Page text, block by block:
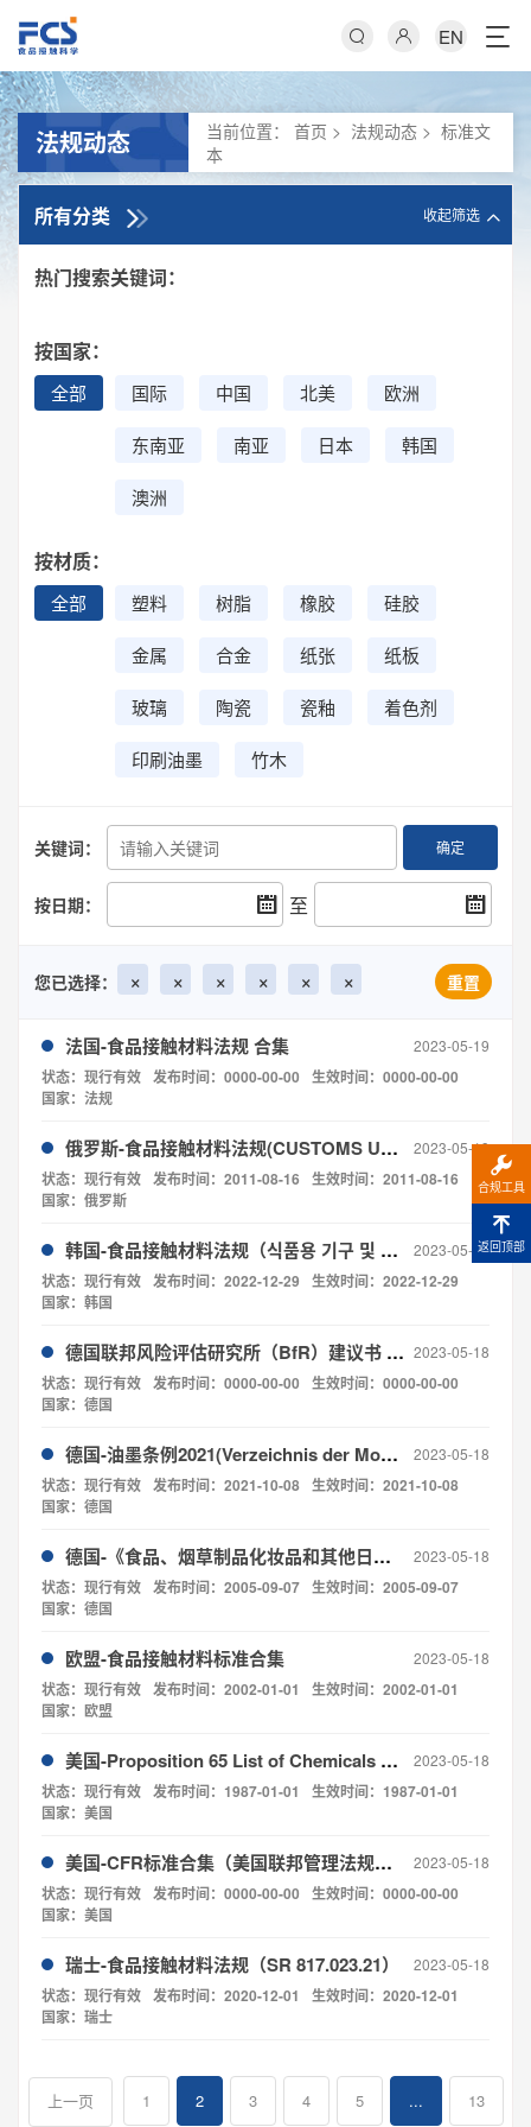
EN
法规动态 当前位置：首页 > 法规动态 >标准文
本
所有分类 收起筛选
热门搜索关键词：
按国家：
全部 国际 中国 北美 欧洲
东南亚 南亚 日本 韩国
澳洲
按材质：
全部 塑料 树脂 橡胶 硅胶
金属 合金 纸张 纸板
玻璃 陶瓷 瓷釉 着色剂
印刷油墨 竹木
关键词： 确定
按日期： 至
您已选择： × × × × × × 重置
法国-食品接触材料法规 合集 2023-05-19
状态：现行有效 发布时间：0000-00-00
生效时间：0000-00-00
国家：法规
俄罗斯-食品接触材料法规(CUSTOMS UNION COMMISSION DECISION No.769 dated 16 August 2011 on APPROVAL OF CUSTOMS UNION TECHNICAL REGULATION “ON SAFETY OF PACKAGING”) 2023-05-19
状态：现行有效 发布时间：2011-08-16
生效时间：2011-08-16
国家：俄罗斯
韩国-食品接触材料法规（식품용 기구 및 용기‧포장） 2023-05-19
状态：现行有效 发布时间：2022-12-29
生效时间：2022-12-29
国家：韩国
德国联邦风险评估研究所（BfR）建议书 合集 2023-05-18
状态：现行有效 发布时间：0000-00-00
生效时间：0000-00-00
国家：德国
德国-油墨条例2021(Verzeichnis der Monomere oder sonstigen Ausgangsstoffe, Farbmittel, Lösungsmittel, Photoinitiatoren oder anderen Additive) 2023-05-18
状态：现行有效 发布时间：2021-10-08 生效时间：2021-10-08
国家：德国
德国-《食品、烟草制品化妆品和其他日用品管理法》LFGB(Lebensmittel-, Bedarfsgegenstände- und Futtermittelgesetzbuch) 2023-05-18
状态：现行有效 发布时间：2005-09-07 生效时间：2005-09-07
国家：德国
欧盟-食品接触材料标准合集 2023-05-18
状态：现行有效 发布时间：2002-01-01
生效时间：2002-01-01
国家：欧盟
美国-Proposition 65 List of Chemicals 《1986安全饮用水与有毒物质提案》 2023-05-18
状态：现行有效 发布时间：1987-01-01
生效时间：1987-01-01
国家：美国
美国-CFR标准合集（美国联邦管理法规第21篇 食品与药物） 2023-05-18
状态：现行有效 发布时间：0000-00-00
生效时间：0000-00-00
国家：美国
瑞士-食品接触材料法规（SR 817.023.21） 2023-05-18
状态：现行有效 发布时间：2020-12-01
生效时间：2020-12-01
国家：瑞士
上一页 1 2 3 4 5 ... 13
合规工具
返回顶部